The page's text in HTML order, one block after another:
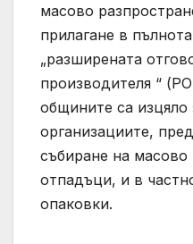
масово
прилагане в
„разширената
производителя “
общините са изцяло
организациите,
събиране на масово
отпадъци, и в
опаковки.